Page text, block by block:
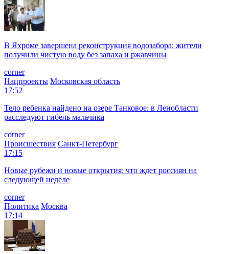
В Яхроме завершена реконструкция водозабора: жители
получили чистую воду без запаха и ржавчины
corner
Нацпроекты Московская область
17:52
Тело ребенка найдено на озере Танковое: в Ленобласти
расследуют гибель мальчика
corner
Происшествия Санкт-Петербург
17:15
Новые рубежи и новые открытия: что ждет россиян на
следующей неделе
corner
Политика Москва
17:14